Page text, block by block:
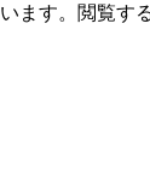
ます。閲覧す